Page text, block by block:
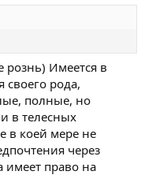
Имеется в
рода,
полные, но
в телесных
в коей мере не
через
имеет право на